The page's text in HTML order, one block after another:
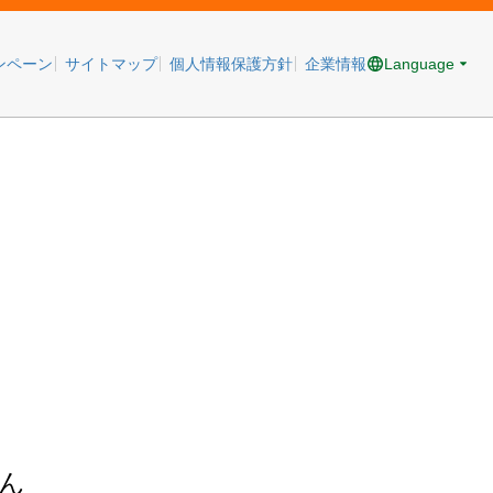
ペーン サイトマップ 個人情報保護方針 企業情報 Language